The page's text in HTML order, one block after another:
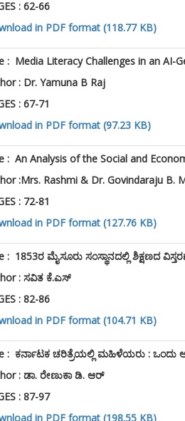
: 62-66
in PDF format (118.77 KB)
: Media Literacy Challenges in an AI-
: Dr. Yamuna B Raj
: 67-71
in PDF format (97.23 KB)
: An Analysis of the Social and
:Mrs. Rashmi & Dr. Govindaraju B.
: 72-81
in PDF format (127.76 KB)
: 1853ರ ಮೈಸೂರು ಸಂಸ್ಥಾನದಲ್ಲಿ ಶಿಕ್ಷಣದ
: ಸವಿತ ಕೆ.ಎಸ್
: 82-86
in PDF format (104.71 KB)
: ಕರ್ನಾಟಕ ಚರಿತ್ರೆಯಲ್ಲಿ ಮಹಿಳೆಯರು : ಒಂದು
: ಡಾ. ರೇಣುಕಾ ಡಿ. ಆರ್
: 87-97